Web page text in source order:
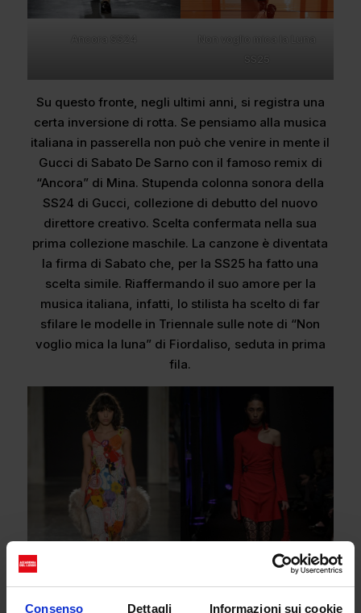
Consenso Dettagli Informazioni sui cookie
Ancora SS24
Non voglio mica la Luna
SS25
Su questo fronte, negli ultimi anni, si registra una
certa inversione di rotta. Se pensiamo alla musica
italiana in passerella non può che venire in mente il
Gucci di Sabato De Sarno con il famoso remix di
“Ancora” di Mina. Stupenda colonna sonora della
SS24 di Gucci, collezione di debutto del nuovo
direttore creativo. Scelta confermata nella sua
prima collezione maschile. La canzone è diventata
la firma di Sabato che, per la SS25 ha fatto una
scelta simile. Riaffermando il suo amore per la
musica italiana, infatti, lo stilista ha scelto di far
sfilare le modelle in Triennale sulle note di “Non
voglio mica la luna” di Fiordaliso, seduta in prima
fila.